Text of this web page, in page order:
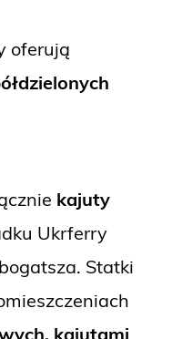
oferują
kajuty
Ukrferry
Statki
kajutami